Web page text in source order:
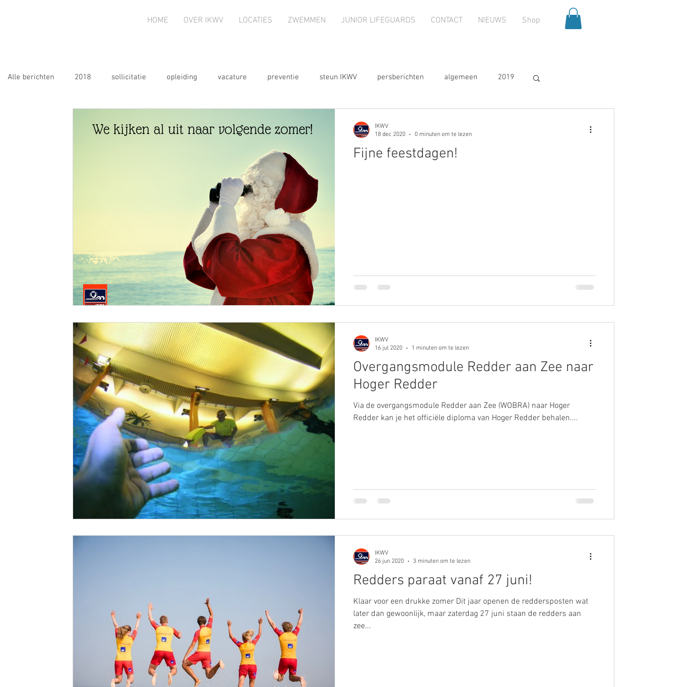
HOME OVER IKWV LOCATIES ZWEMMEN JUNIOR LIFEGUARDS CONTACT NIEUWS Shop
Alle berichten 2018 sollicitatie opleiding vacature preventie steun IKWV persberichten algemeen 2019
Fijne feestdagen!
IKWV
18 dec 2020
0 minuten om te lezen
Overgangsmodule Redder aan Zee naar
Hoger Redder
Via de overgangsmodule Redder aan Zee (WOBRA) naar Hoger
Redder kan je het officiële diploma van Hoger Redder behalen....
IKWV
16 jul 2020
1 minuten om te lezen
Redders paraat vanaf 27 juni!
Klaar voor een drukke zomer Dit jaar openen de reddersposten wat
later dan gewoonlijk, maar zaterdag 27 juni staan de redders aan
zee...
IKWV
26 jun 2020
3 minuten om te lezen